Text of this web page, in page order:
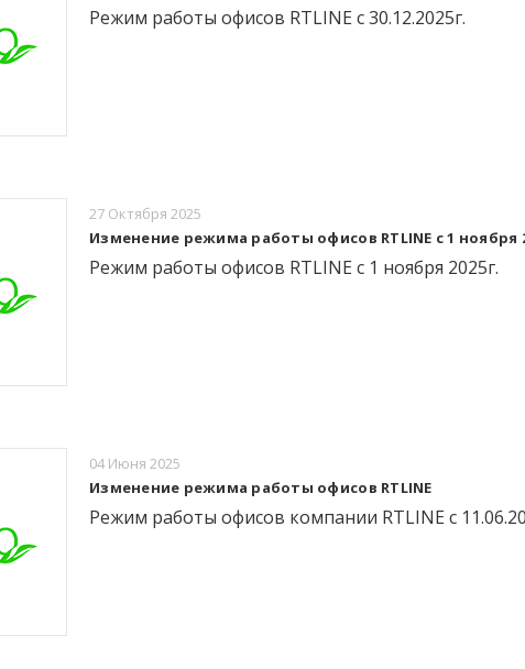
Режим работы офисов RTLINE с 30.12.2025г.
27 Октября 2025
Изменение режима работы офисов RTLINE с 1 ноября
Режим работы офисов RTLINE с 1 ноября 2025г.
04 Июня 2025
Изменение режима работы офисов RTLINE
Режим работы офисов компании RTLINE с